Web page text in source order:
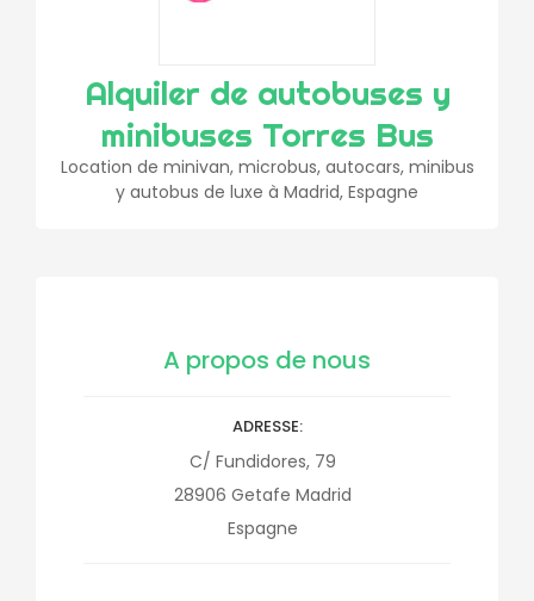
Alquiler de autobuses y
minibuses Torres Bus
Location de minivan, microbus, autocars, minibus
y autobus de luxe à Madrid, Espagne
A propos de nous
ADRESSE
C/ Fundidores, 79
28906 Getafe Madrid
Espagne